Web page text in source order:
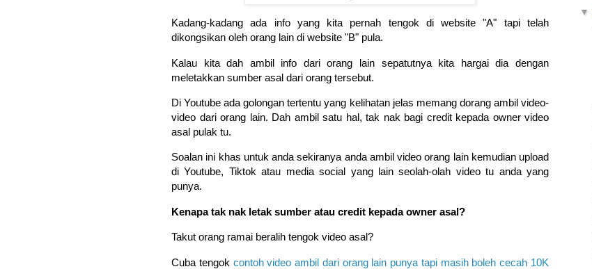
Kadang-kadang ada info yang kita pernah tengok di website "A" tapi telah
dikongsikan oleh orang lain di website "B" pula.
Kalau kita dah ambil info dari orang lain sepatutnya kita hargai dia dengan
meletakkan sumber asal dari orang tersebut.
Di Youtube ada golongan tertentu yang kelihatan jelas memang dorang ambil video-
video dari orang lain. Dah ambil satu hal, tak nak bagi credit kepada owner video
asal pulak tu.
Soalan ini khas untuk anda sekiranya anda ambil video orang lain kemudian upload
di Youtube, Tiktok atau media social yang lain seolah-olah video tu anda yang
punya.
Kenapa tak nak letak sumber atau credit kepada owner asal?
Takut orang ramai beralih tengok video asal?
Cuba tengok contoh video ambil dari orang lain punya tapi masih boleh cecah 10K
▼